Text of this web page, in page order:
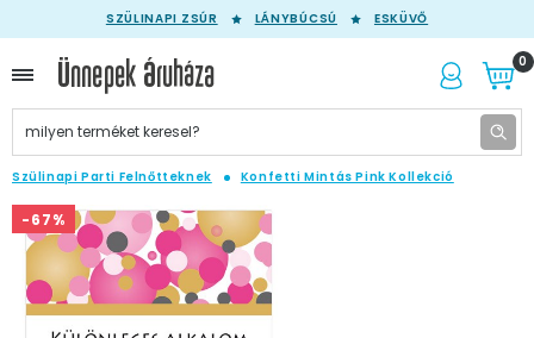
SZÜLINAPI ZSÚR LÁNYBÚCSÚ ESKÜVŐ
0
Szülinapi Parti Felnőtteknek Konfetti Mintás Pink Kollekció
-67%